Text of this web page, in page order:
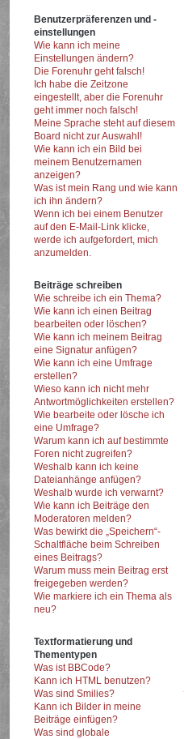
Benutzerpräferenzen und -
einstellungen
Wie kann ich meine
Einstellungen ändern?
Die Forenuhr geht falsch!
Ich habe die Zeitzone
eingestellt, aber die Forenuhr
geht immer noch falsch!
Meine Sprache steht auf diesem
Board nicht zur Auswahl!
Wie kann ich ein Bild bei
meinem Benutzernamen
anzeigen?
Was ist mein Rang und wie kann
ich ihn ändern?
Wenn ich bei einem Benutzer
auf den E-Mail-Link klicke,
werde ich aufgefordert, mich
anzumelden.
Beiträge schreiben
Wie schreibe ich ein Thema?
Wie kann ich einen Beitrag
bearbeiten oder löschen?
Wie kann ich meinem Beitrag
eine Signatur anfügen?
Wie kann ich eine Umfrage
erstellen?
Wieso kann ich nicht mehr
Antwortmöglichkeiten erstellen?
Wie bearbeite oder lösche ich
eine Umfrage?
Warum kann ich auf bestimmte
Foren nicht zugreifen?
Weshalb kann ich keine
Dateianhänge anfügen?
Weshalb wurde ich verwarnt?
Wie kann ich Beiträge den
Moderatoren melden?
Was bewirkt die „Speichern“-
Schaltfläche beim Schreiben
eines Beitrags?
Warum muss mein Beitrag erst
freigegeben werden?
Wie markiere ich ein Thema als
neu?
Textformatierung und
Thementypen
Was ist BBCode?
Kann ich HTML benutzen?
Was sind Smilies?
Kann ich Bilder in meine
Beiträge einfügen?
Was sind globale